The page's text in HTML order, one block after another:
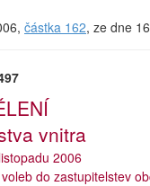
částka 162, ze dne
vnitra
2006
do zastupitelstev